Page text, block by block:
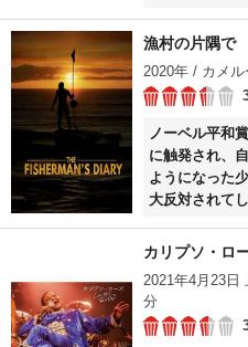
を危惧したル
力で真犯人を
のウソつき少
愛者をひた隠
て無気力な中
心理カウンセ
ながら、その
ー！
漁村の片隅で
2020年 / カメ
ノーベル平和
に触発され、
ようになった
大反対されてし
カリプソ・ロ
2021年4月23日
分